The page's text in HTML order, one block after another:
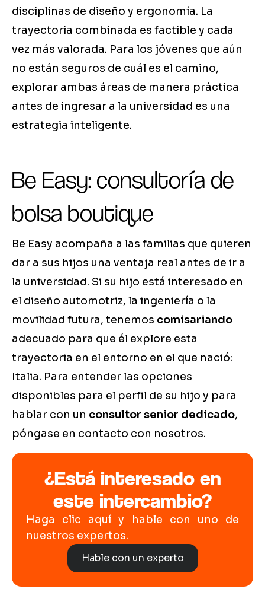
disciplinas de diseño y ergonomía. La
trayectoria combinada es factible y cada
vez más valorada. Para los jóvenes que aún
no están seguros de cuál es el camino,
explorar ambas áreas de manera práctica
antes de ingresar a la universidad es una
estrategia inteligente.
Be Easy: consultoría de
bolsa boutique
Be Easy acompaña a las familias que quieren
dar a sus hijos una ventaja real antes de ir a
la universidad. Si su hijo está interesado en
el diseño automotriz, la ingeniería o la
movilidad futura, tenemos comisariando
adecuado para que él explore esta
trayectoria en el entorno en el que nació:
Italia. Para entender las opciones
disponibles para el perfil de su hijo y para
hablar con un consultor senior dedicado,
póngase en contacto con nosotros.
¿Está interesado en
este intercambio?
Haga clic aquí y hable con uno de
nuestros expertos.
Hable con un experto